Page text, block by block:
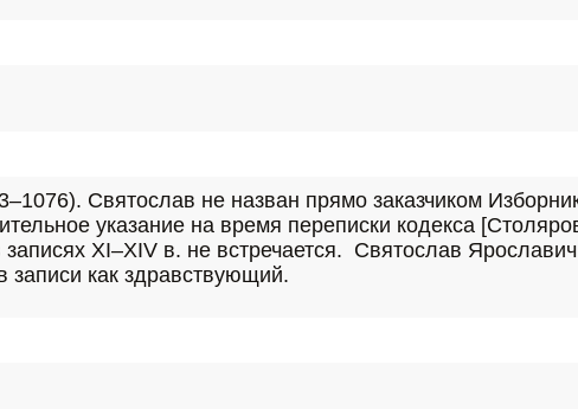
Святослав не назван прямо заказчиком
указание на время переписки кодекса
XI–XIV в. не встречается.  Святослав
записи как здравствующий.